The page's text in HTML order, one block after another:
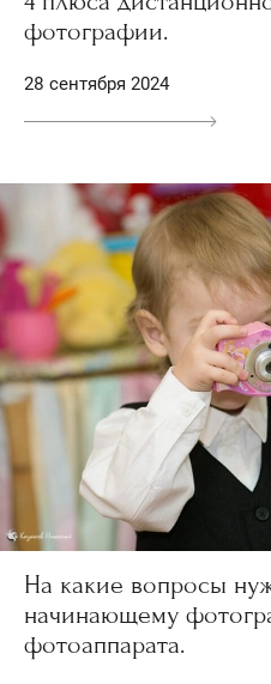
фотографии.
28 сентября 2024
На какие вопросы
начинающему
фотоаппарата.